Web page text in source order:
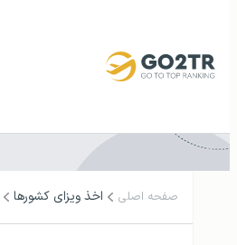
صفحه اصلی اخذ ویزای کشورها